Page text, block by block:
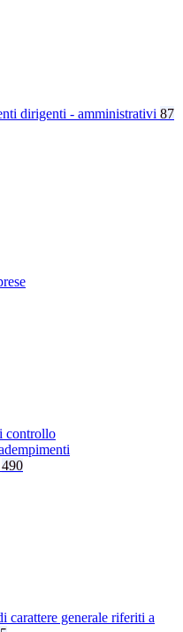
dirigenti - amministrativi 87
controllo
490
carattere generale riferiti a